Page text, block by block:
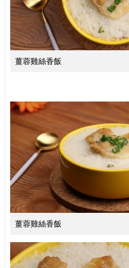
薑蓉雞絲香飯
薑蓉雞絲香飯